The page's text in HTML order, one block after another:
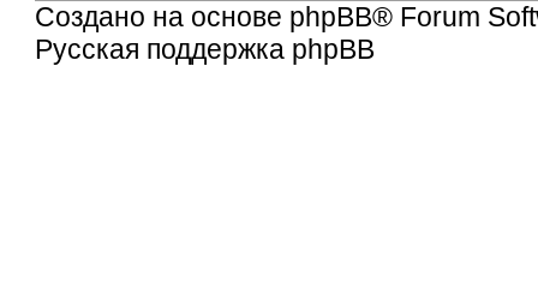
Создано на основе phpBB® Forum
Русская поддержка phpBB